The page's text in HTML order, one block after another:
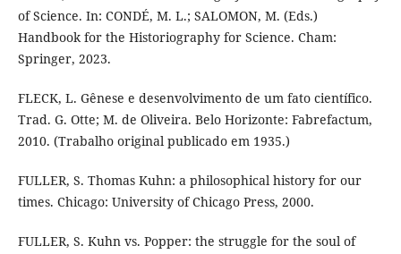
of Science. In: CONDÉ, M. L.; SALOMON, M. (Eds.)
Handbook for the Historiography for Science. Cham:
Springer, 2023.
FLECK, L. Gênese e desenvolvimento de um fato científico.
Trad. G. Otte; M. de Oliveira. Belo Horizonte: Fabrefactum,
2010. (Trabalho original publicado em 1935.)
FULLER, S. Thomas Kuhn: a philosophical history for our
times. Chicago: University of Chicago Press, 2000.
FULLER, S. Kuhn vs. Popper: the struggle for the soul of